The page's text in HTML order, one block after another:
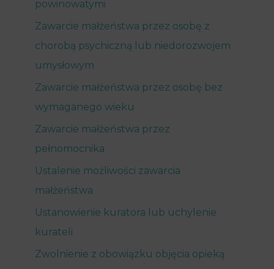
powinowatymi
Zawarcie małżeństwa przez osobę z
chorobą psychiczną lub niedorozwojem
umysłowym
Zawarcie małżeństwa przez osobę bez
wymaganego wieku
Zawarcie małżeństwa przez
pełnomocnika
Ustalenie możliwości zawarcia
małżeństwa
Ustanowienie kuratora lub uchylenie
kurateli
Zwolnienie z obowiązku objęcia opieką